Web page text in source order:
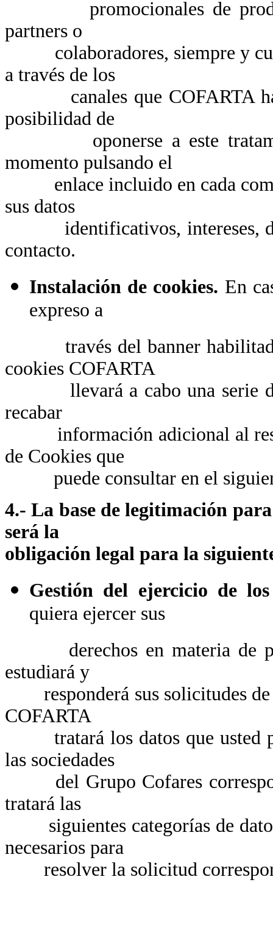
promocionales de
partners o
colaboradores, siempre y
a través de los
canales que COFARTA ha
posibilidad de
oponerse a este
momento pulsando el
enlace incluido en cada
sus datos
identificativos, intereses, de
contacto.
Instalación de cookies. En
expreso a
través del banner habilitado
cookies COFARTA
llevará a cabo una serie de
recabar
información adicional al
de Cookies que
puede consultar en el
4.- La base de legitimación
será la
obligación legal para la
Gestión del ejercicio de
quiera ejercer sus
derechos en materia de
estudiará y
responderá sus solicitudes de
COFARTA
tratará los datos que usted
las sociedades
del Grupo Cofares
tratará las
siguientes categorías de
necesarios para
resolver la solicitud